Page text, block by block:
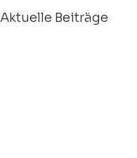
Aktuelle Beiträge